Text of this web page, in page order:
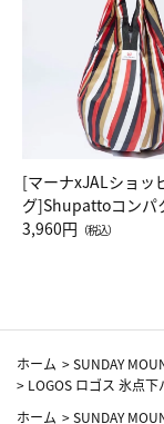
[マーナxJALショッ
グ]Shupattoコンパ
Drop JAL客室乗務員
3,960円 （税込）
ホーム >SUNDAY
> LOGOS ロゴス 氷点
ホーム >SUNDAY